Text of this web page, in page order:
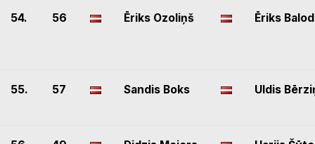
54. 56 Ēriks Ozoliņš Ēriks
55. 57 Sandis Boks Uldis